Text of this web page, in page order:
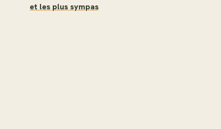
et les plus sympas